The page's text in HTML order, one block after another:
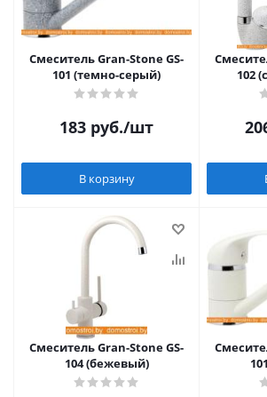
Смеситель Gran-Stone GS-
101 (темно-серый)
183 руб./шт
В корзину
102
Смеситель Gran-Stone GS-
104 (бежевый)